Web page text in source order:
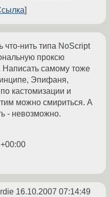
нить типа NoScript
проксю
Написать самому тоже
Эпифаня,
кастомизации и
можно смириться. А
- невозможно.
16.10.2007 07:14:49